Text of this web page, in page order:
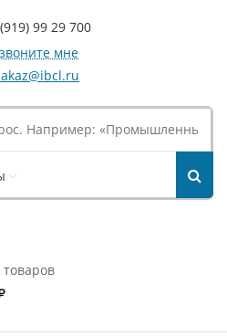
99 29 700
мне
товаров